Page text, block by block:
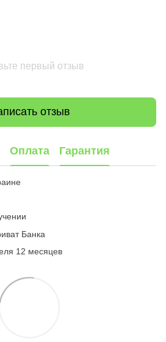
первый отзыв
отзыв
Оплата Гарантия
Банка
12 месяцев